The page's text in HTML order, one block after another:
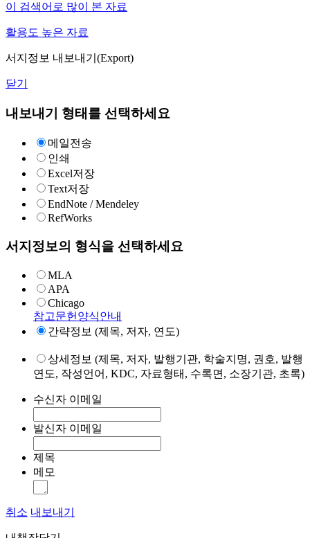
이 검색어로 많이 본 자료
활용도 높은 자료
서지정보 내보내기(Export)
닫기
내보내기 형태를 선택하세요
메일전송
인쇄
Excel저장
Text저장
EndNote / Mendeley
RefWorks
서지정보의 형식을 선택하세요
MLA
APA
Chicago
참고문헌양식안내
간략정보 (제목, 저자, 연도)
상세정보 (제목, 저자, 발행기관, 학술지명, 권호, 발행
연도, 작성언어, KDC, 자료형태, 수록면, 소장기관, 초록)
수신자 이메일
발신자 이메일
제목
메모
취소 내보내기